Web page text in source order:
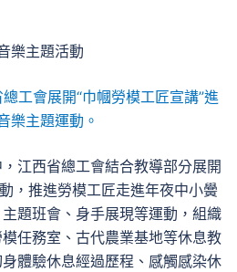
工會展開“巾幗勞模工匠宣講”進
樂主題運動。
江西省總工會結合教導部分展開
，推進勞模工匠走進年夜中小黌
題班會、身手展現等運動，組織
任務室、古代農業基地等休息教
體驗休息經過歷程、感觸感染休